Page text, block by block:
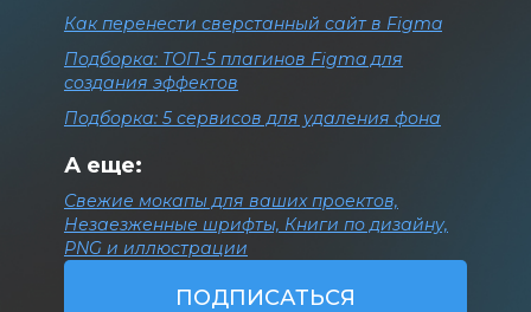
Как перенести сверстанный сайт в Figma
Подборка: ТОП-5 плагинов Figma для
создания эффектов
Подборка: 5 сервисов для удаления фона
А еще:
Свежие мокапы для ваших проектов,
Незаезженные шрифты, Книги по дизайну,
PNG и иллюстрации
ПОДПИСАТЬСЯ